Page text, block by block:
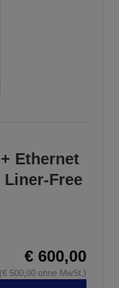
Ethernet
Liner-Free
€ 600,00
500,00 ohne MwSt.)